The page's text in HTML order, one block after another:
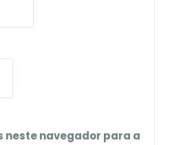
neste navegador para a